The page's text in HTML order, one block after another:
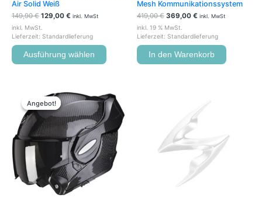
Air Solid Weiß
149,90€ 129,00 € inkl. MwSt
inkl. MwSt.
Lieferzeit: Standardlieferung
Ausführung wählen
Mesh Kommunikationssystem
419,00€ 369,00 € inkl. MwSt
inkl. 19 % MwSt.
Lieferzeit: Standardlieferung
In den Warenkorb
Angebot!
Angebot!
Ursprünglicher
Preis
war:
459,90 €
Preis
ist:
399,00 €.
Dieses
Produkt
weist
mehrere
Varianten
auf.
Die
Optionen